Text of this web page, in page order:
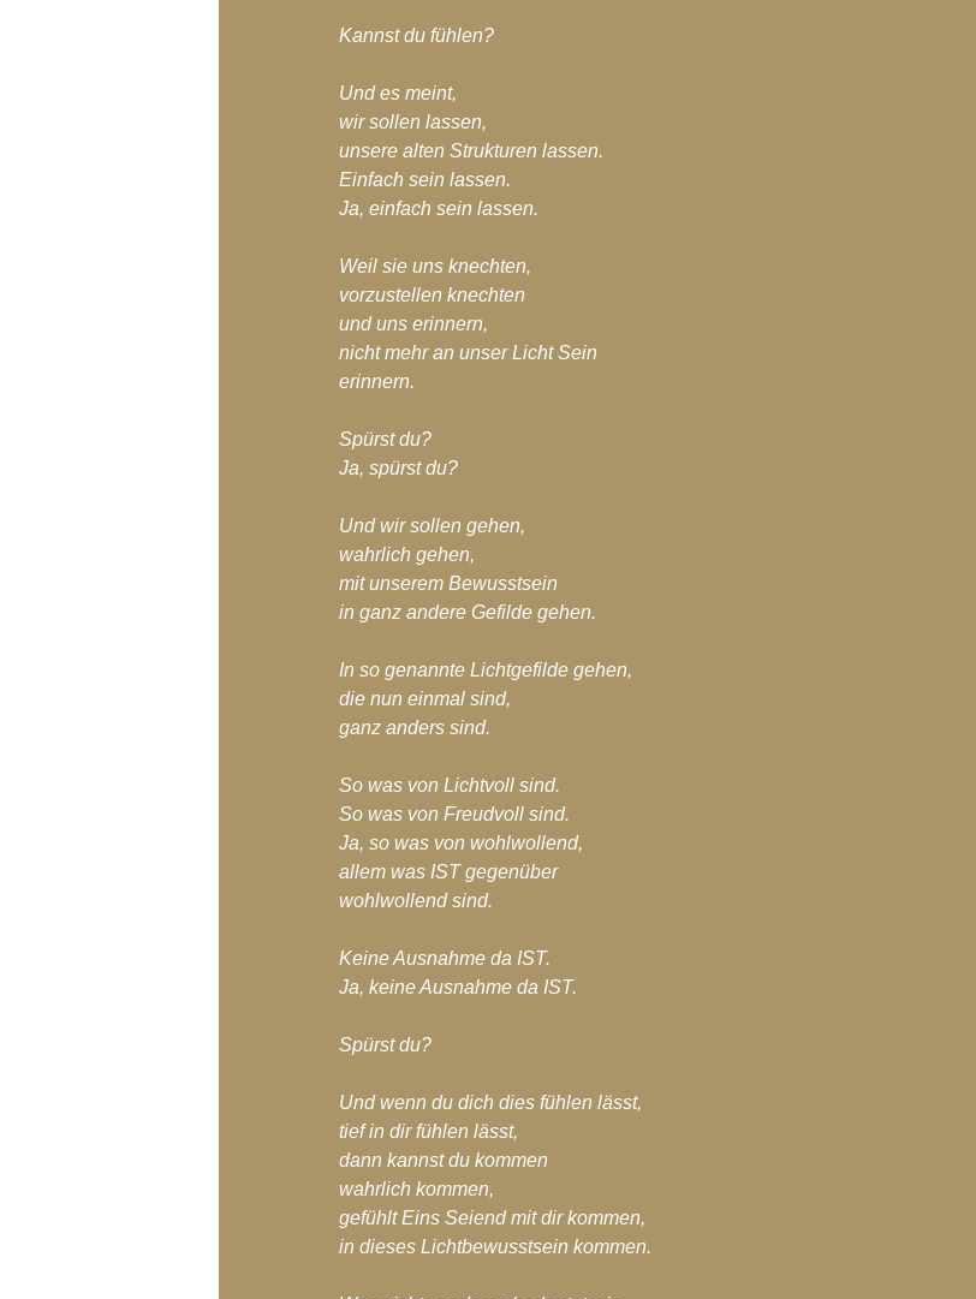
Kannst du fühlen?
Und es meint,
wir sollen lassen,
unsere alten Strukturen lassen.
Einfach sein lassen.
Ja, einfach sein lassen.
Weil sie uns knechten,
vorzustellen knechten
und uns erinnern,
nicht mehr an unser Licht Sein
erinnern.
Spürst du?
Ja, spürst du?
Und wir sollen gehen,
wahrlich gehen,
mit unserem Bewusstsein
in ganz andere Gefilde gehen.
In so genannte Lichtgefilde gehen,
die nun einmal sind,
ganz anders sind.
So was von Lichtvoll sind.
So was von Freudvoll sind.
Ja, so was von wohlwollend,
allem was IST gegenüber
wohlwollend sind.
Keine Ausnahme da IST.
Ja, keine Ausnahme da IST.
Spürst du?
Und wenn du dich dies fühlen lässt,
tief in dir fühlen lässt,
dann kannst du kommen
wahrlich kommen,
gefühlt Eins Seiend mit dir kommen,
in dieses Lichtbewusstsein kommen.